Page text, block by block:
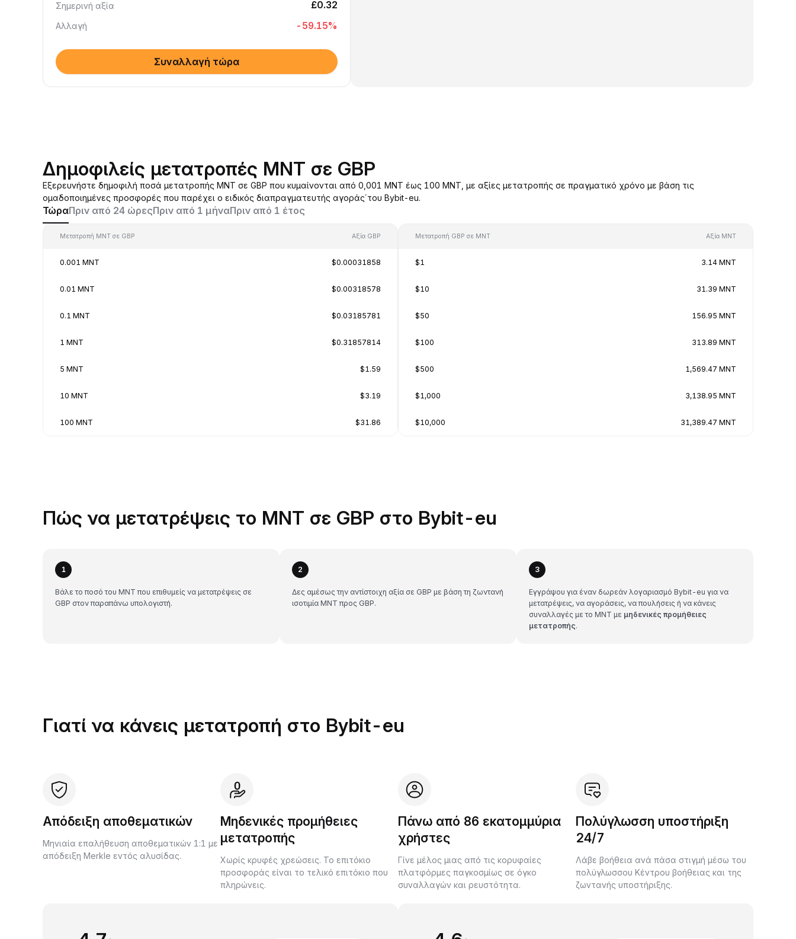
Σημερινή αξία £0.32
Αλλαγή -59.15%
Συναλλαγή τώρα
Δημοφιλείς μετατροπές MNT σε GBP
Εξερευνήστε δημοφιλή ποσά μετατροπής MNT σε GBP που κυμαίνονται από 0,001 MNT έως 100 MNT, με αξίες μετατροπής σε πραγματικό χρόνο με βάση τις
ομαδοποιημένες προσφορές που παρέχει ο ειδικός διαπραγματευτής αγοράς΄του Bybit-eu.
ΤώραΠριν από 24 ώρεςΠριν από 1 μήναΠριν από 1 έτος
Μετατροπή MNT σε GBP Αξία GBP
0.001 MNT $0.00031858
0.01 MNT $0.00318578
0.1 MNT $0.03185781
1 MNT $0.31857814
5 MNT $1.59
10 MNT $3.19
100 MNT $31.86
Μετατροπή GBP σε MNT Αξία MNT
$1 3.14 MNT
$10 31.39 MNT
$50 156.95 MNT
$100 313.89 MNT
$500 1,569.47 MNT
$1,000 3,138.95 MNT
$10,000 31,389.47 MNT
Πώς να μετατρέψεις το MNT σε GBP στο Bybit-eu
1
Βάλε το ποσό του MNT που επιθυμείς να μετατρέψεις σε
GBP στον παραπάνω υπολογιστή.
2
Δες αμέσως την αντίστοιχη αξία σε GBP με βάση τη ζωντανή
ισοτιμία MNT προς GBP.
3
Εγγράψου για έναν δωρεάν λογαριασμό Bybit-eu για να
μετατρέψεις, να αγοράσεις, να πουλήσεις ή να κάνεις
συναλλαγές με το MNT με μηδενικές προμήθειες
μετατροπής.
Γιατί να κάνεις μετατροπή στο Bybit-eu
Απόδειξη αποθεματικών
Μηνιαία επαλήθευση αποθεματικών 1:1 με
απόδειξη Merkle εντός αλυσίδας.
Μηδενικές προμήθειες
μετατροπής
Χωρίς κρυφές χρεώσεις. Το επιτόκιο
προσφοράς είναι το τελικό επιτόκιο που
πληρώνεις.
Πάνω από 86 εκατομμύρια
χρήστες
Γίνε μέλος μιας από τις κορυφαίες
πλατφόρμες παγκοσμίως σε όγκο
συναλλαγών και ρευστότητα.
Πολύγλωσση υποστήριξη
24/7
Λάβε βοήθεια ανά πάσα στιγμή μέσω του
πολύγλωσσου Κέντρου βοήθειας και της
ζωντανής υποστήριξης.